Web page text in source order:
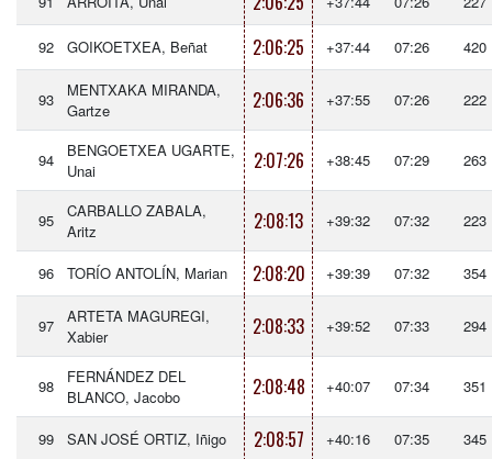
92 GOIKOETXEA, Beñat 2:06:25 +37:44 07:26 420
93
MENTXAKA MIRANDA,
Gartze
2:06:36 +37:55 07:26 222
94
BENGOETXEA UGARTE,
Unai
2:07:26 +38:45 07:29 263
95
CARBALLO ZABALA,
Aritz
2:08:13 +39:32 07:32 223
96 TORÍO ANTOLÍN, Marian 2:08:20 +39:39 07:32 354
97
ARTETA MAGUREGI,
Xabier
2:08:33 +39:52 07:33 294
98
FERNÁNDEZ DEL
BLANCO, Jacobo
2:08:48 +40:07 07:34 351
99 SAN JOSÉ ORTIZ, Iñigo 2:08:57 +40:16 07:35 345